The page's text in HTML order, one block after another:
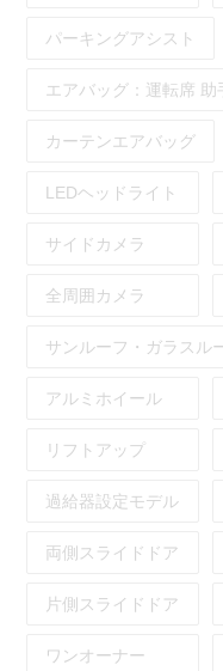
パーキングアシスト
エアバッグ： 運転席 助
カーテンエアバッグ
LEDヘッドライト
サイドカメラ
全周囲カメラ
サンルーフ・ガラスル
アルミホイール
リフトアップ
過給器設定モデル
両側スライドドア
片側スライドドア
ワンオーナー